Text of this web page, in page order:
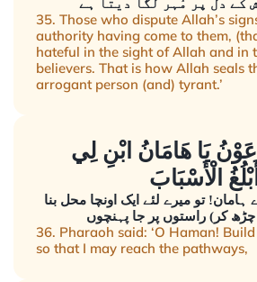
کے دل پر مُہر لگا دیتا ہے
35. Those who dispute Allah’s
authority having come to them,
hateful in the sight of Allah and in
believers. That is how Allah seals
arrogant person (and) tyrant.’
يَا هَامَانُ ابْنِ لِي
الْأَسْبَابَ
ہامان! تو میرے لئے ایک اونچا محل بنا
کر) راستوں پر جا پہنچوں
36. Pharaoh said: ‘O Haman!
so that I may reach the pathways,